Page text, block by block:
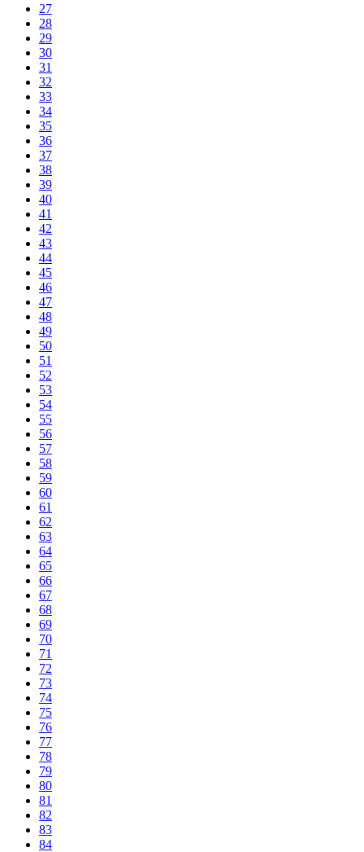
27
28
29
30
31
32
33
34
35
36
37
38
39
40
41
42
43
44
45
46
47
48
49
50
51
52
53
54
55
56
57
58
59
60
61
62
63
64
65
66
67
68
69
70
71
72
73
74
75
76
77
78
79
80
81
82
83
84